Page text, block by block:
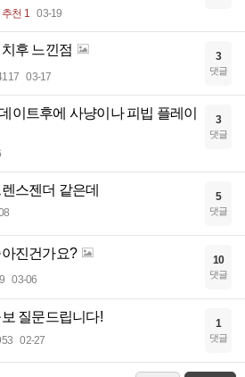
추천 1 03-19
후 느낀점
03-17
3
댓글
이트후에 사냥이나 피빕 플레이
3
댓글
스젠더 같은데 5
댓글
진건가요?
03-06
10
댓글
질문드립니다!
02-27
1
댓글